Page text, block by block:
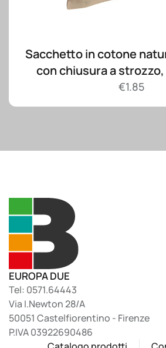
Sacchetto in cotone
con chiusura a
€1.85
EUROPA DUE
Tel: 0571.64443
Via I.Newton 28/A
50051 Castelfiorentino - Firenze
P.IVA 03922690486